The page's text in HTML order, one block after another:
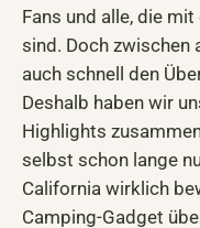
Fans und alle, die
sind. Doch zwischen
auch schnell den
Deshalb haben wir
Highlights
selbst schon lange
California wirklich
Camping-Gadget